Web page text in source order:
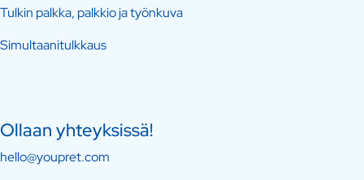
Tulkin palkka, palkkio ja työnkuva
Simultaanitulkkaus
Ollaan yhteyksissä!
hello@youpret.com